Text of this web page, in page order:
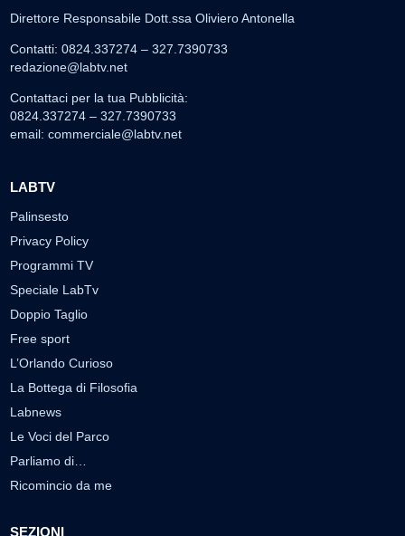
Direttore Responsabile Dott.ssa Oliviero Antonella
Contatti: 0824.337274 – 327.7390733
redazione@labtv.net
Contattaci per la tua Pubblicità:
0824.337274 – 327.7390733
email: commerciale@labtv.net
LABTV
Palinsesto
Privacy Policy
Programmi TV
Speciale LabTv
Doppio Taglio
Free sport
L’Orlando Curioso
La Bottega di Filosofia
Labnews
Le Voci del Parco
Parliamo di…
Ricomincio da me
SEZIONI